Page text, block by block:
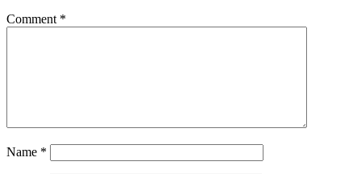
Comment *
Name *